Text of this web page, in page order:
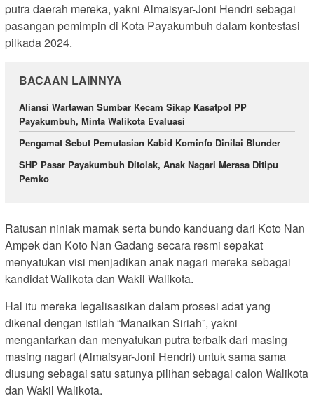
putra daerah mereka, yakni Almaisyar-Joni Hendri sebagai
pasangan pemimpin di Kota Payakumbuh dalam kontestasi
pilkada 2024.
BACAAN LAINNYA
Aliansi Wartawan Sumbar Kecam Sikap Kasatpol PP
Payakumbuh, Minta Walikota Evaluasi
Pengamat Sebut Pemutasian Kabid Kominfo Dinilai Blunder
SHP Pasar Payakumbuh Ditolak, Anak Nagari Merasa Ditipu
Pemko
Ratusan niniak mamak serta bundo kanduang dari Koto Nan
Ampek dan Koto Nan Gadang secara resmi sepakat
menyatukan visi menjadikan anak nagari mereka sebagai
kandidat Walikota dan Wakil Walikota.
Hal itu mereka legalisasikan dalam prosesi adat yang
dikenal dengan istilah “Manaikan Siriah”, yakni
mengantarkan dan menyatukan putra terbaik dari masing
masing nagari (Almaisyar-Joni Hendri) untuk sama sama
diusung sebagai satu satunya pilihan sebagai calon Walikota
dan Wakil Walikota.